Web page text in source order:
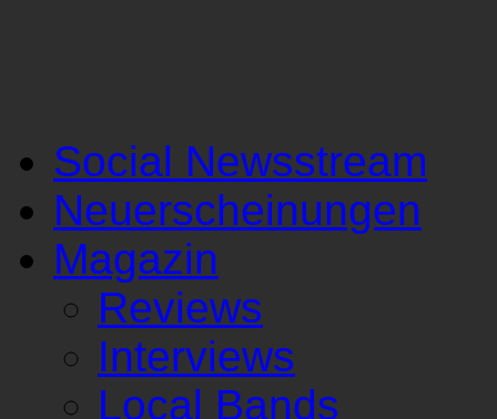
Social Newsstream
Neuerscheinungen
Magazin
Reviews
Interviews
Local Bands